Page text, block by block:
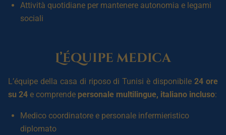
Attività quotidiane per mantenere autonomia e legami
sociali
L’équipe medica
L’équipe della casa di riposo di Tunisi è disponibile24 ore
su 24 e comprende personale multilingue, italiano incluso:
Medico coordinatore e personale infermieristico
diplomato